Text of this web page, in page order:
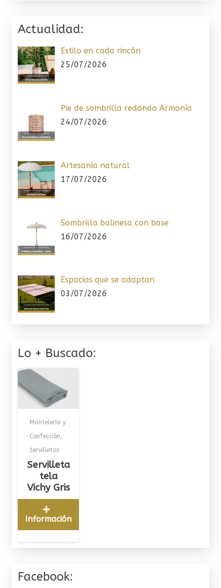
Actualidad:
Estilo en cada rincón
25/07/2026
Pie de sombrilla redondo Armonía
24/07/2026
Artesanía natural
17/07/2026
Sombrilla balinesa con base
16/07/2026
Espacios que se adaptan
03/07/2026
Lo + Buscado:
Mantelería y
Confección
Servilletas
Servilleta
tela
Vichy Gris
Información
Facebook: